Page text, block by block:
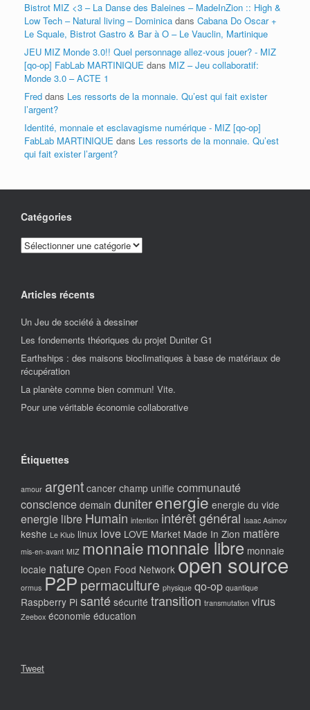
Bistrot MIZ <3 – La Danse des Baleines – MadeInZion :: High &
Low Tech – Natural living – Dominica dans Cabana Do Oscar +
Le Squale, Bistrot Gastro & Bar à O – Le Vauclin, Martinique
JEU MIZ Monde 3.0!! Quel personnage allez-vous jouer? - MIZ
[qo-op] FabLab MARTINIQUE dans MIZ – Jeu collaboratif:
Monde 3.0 – ACTE 1
Fred dans Les ressorts de la monnaie. Qu’est qui fait exister
l’argent?
Identité, monnaie et esclavagisme numérique - MIZ [qo-op]
FabLab MARTINIQUE dans Les ressorts de la monnaie. Qu’est
qui fait exister l’argent?
Catégories
Catégories
Articles récents
Un Jeu de société à dessiner
Les fondements théoriques du projet Duniter G1
Earthships : des maisons bioclimatiques à base de matériaux de
récupération
La planète comme bien commun! Vite.
Pour une véritable économie collaborative
Étiquettes
amour argent cancer champ unifie communauté
conscience demain duniterenergie energie du vide
energie libre Humain intention intérêt général Isaac Asimov
keshe Le Klub linux love LOVE Market Made In Zion matière
mis-en-avant MIZ monnaiemonnaie libre monnaie
locale nature Open Food Network open source
ormus P2P permaculture physique qo-op quantique
Raspberry Pi santé sécurité transition transmutation virus
Zeebox économie éducation
Tweet